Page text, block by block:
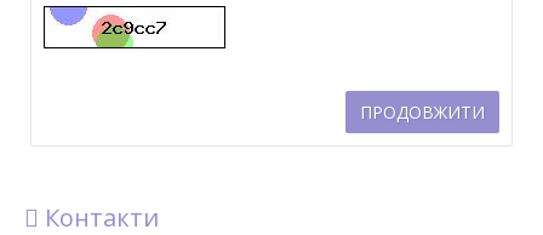
ПРОДОВЖИТИ
Контакти